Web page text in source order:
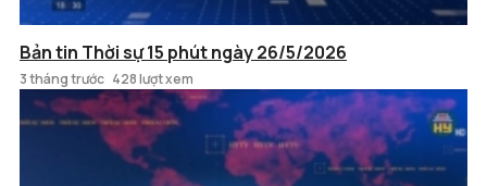
Bản tin Thời sự 15 phút ngày 26/5/2026
3 tháng trước 428 lượt xem